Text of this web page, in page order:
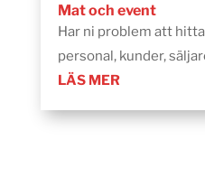
Mat och event
Har ni problem att
personal, kunder,
LÄS MER